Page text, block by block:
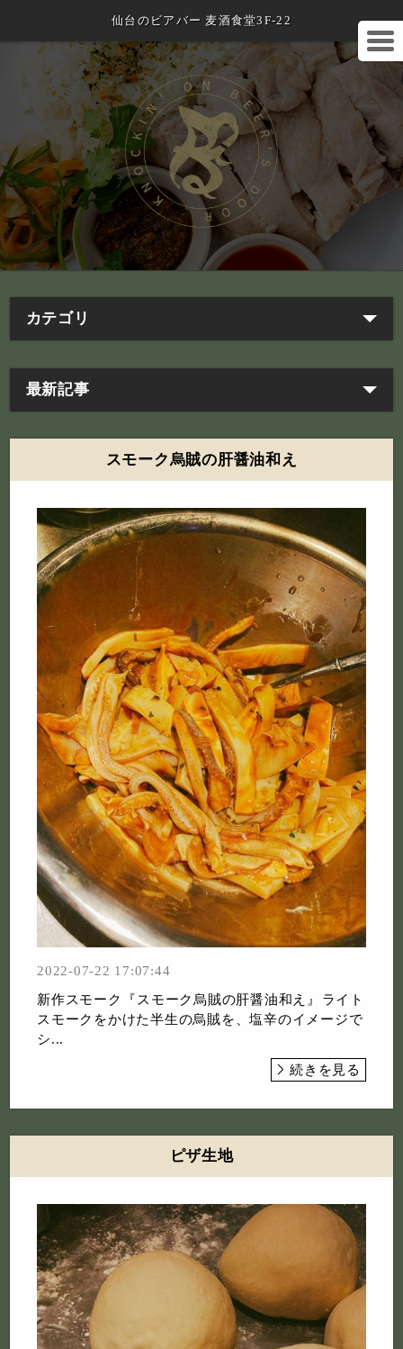
仙台のビアバー 麦酒食堂3F-22
カテゴリ
最新記事
スモーク烏賊の肝醤油和え
2022-07-22 17:07:44
新作スモーク⁡『スモーク烏賊の肝醤油和え』⁡ライト
スモークをかけた半生の烏賊を、塩辛のイメージで
シ...
続きを見る
ピザ生地